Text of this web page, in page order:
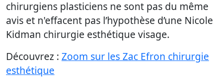
chirurgiens plasticiens ne sont pas du même
avis et n'effacent pas l’hypothèse d’une Nicole
Kidman chirurgie esthétique visage.
Découvrez : Zoom sur les Zac Efron chirurgie
esthétique